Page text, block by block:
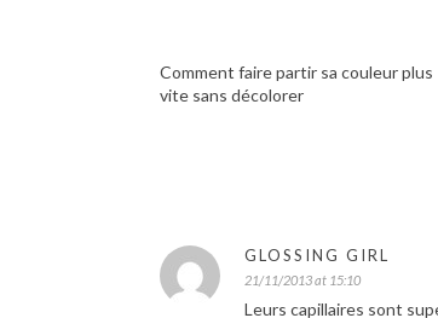
Comment faire partir sa couleur plus
vite sans décolorer
GLOSSING GIRL
21/11/2013 at 15:10
Leurs capillaires sont